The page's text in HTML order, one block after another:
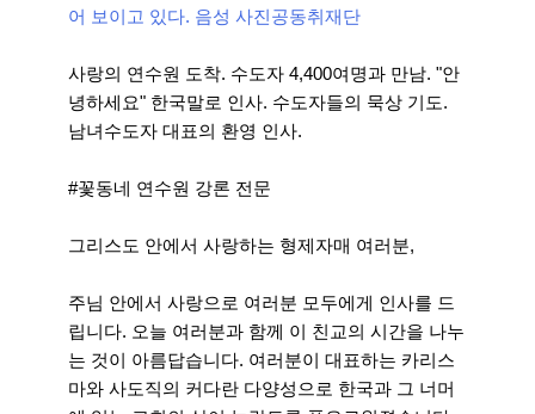
어 보이고 있다. 음성 사진공동취재단
사랑의 연수원 도착. 수도자 4,400여명과 만남. "안
녕하세요" 한국말로 인사. 수도자들의 묵상 기도.
남녀수도자 대표의 환영 인사.
#꽃동네 연수원 강론 전문
그리스도 안에서 사랑하는 형제자매 여러분,
주님 안에서 사랑으로 여러분 모두에게 인사를 드
립니다. 오늘 여러분과 함께 이 친교의 시간을 나누
는 것이 아름답습니다. 여러분이 대표하는 카리스
마와 사도직의 커다란 다양성으로 한국과 그 너머